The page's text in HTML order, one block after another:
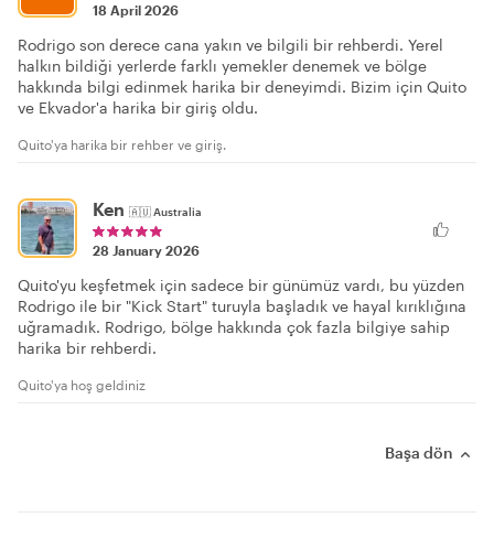
18 April 2026
Rodrigo son derece cana yakın ve bilgili bir rehberdi. Yerel
halkın bildiği yerlerde farklı yemekler denemek ve bölge
hakkında bilgi edinmek harika bir deneyimdi. Bizim için Quito
ve Ekvador'a harika bir giriş oldu.
Quito'ya harika bir rehber ve giriş.
Ken 🇦🇺Australia
28 January 2026
Quito'yu keşfetmek için sadece bir günümüz vardı, bu yüzden
Rodrigo ile bir "Kick Start" turuyla başladık ve hayal kırıklığına
uğramadık. Rodrigo, bölge hakkında çok fazla bilgiye sahip
harika bir rehberdi.
Quito'ya hoş geldiniz
Başa dön